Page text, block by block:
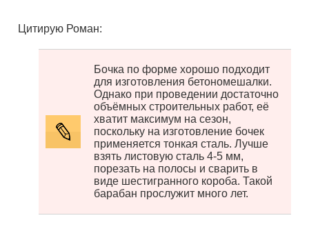
Цитирую Роман:
Бочка по форме хорошо подходит
для изготовления бетономешалки.
Однако при проведении достаточно
объёмных строительных работ, её
хватит максимум на сезон,
поскольку на изготовление бочек
применяется тонкая сталь. Лучше
взять листовую сталь 4-5 мм,
порезать на полосы и сварить в
виде шестигранного короба. Такой
барабан прослужит много лет.